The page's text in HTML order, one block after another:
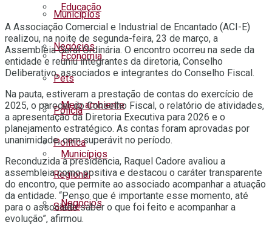
Educação
Economia
Meio ambiente
Municípios
Negócios
Municípios
Negócios
Pets
Polícia
Política
Regional
Saúde
A Associação Comercial e Industrial de Encantado (ACI-E)
realizou, na noite de segunda-feira, 23 de março, a
Assembleia Geral Ordinária. O encontro ocorreu na sede da
entidade e reuniu integrantes da diretoria, Conselho
Deliberativo, associados e integrantes do Conselho Fiscal.
Na pauta, estiveram a prestação de contas do exercício de
2025, o parecer do Conselho Fiscal, o relatório de atividades,
a apresentação da Diretoria Executiva para 2026 e o
planejamento estratégico. As contas foram aprovadas por
unanimidade, com superávit no período.
Reconduzida à presidência, Raquel Cadore avaliou a
assembleia como positiva e destacou o caráter transparente
do encontro, que permite ao associado acompanhar a atuação
da entidade. “Penso que é importante esse momento, até
para o associado saber o que foi feito e acompanhar a
evolução”, afirmou.